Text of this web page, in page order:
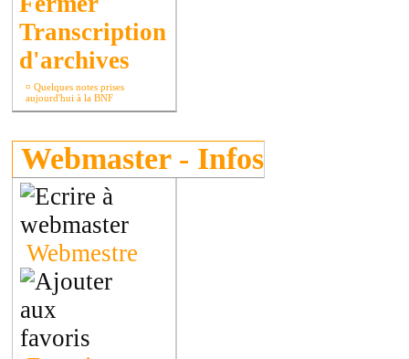
Transcription
d'archives
¤ Quelques notes prises
aujourd'hui à la BNF
Webmaster - Infos
Webmestre